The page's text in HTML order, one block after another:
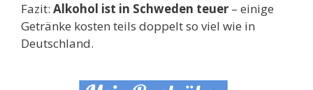
Fazit: Alkohol ist in Schweden teuer – einige
Getränke kosten teils doppelt so viel wie in
Deutschland.